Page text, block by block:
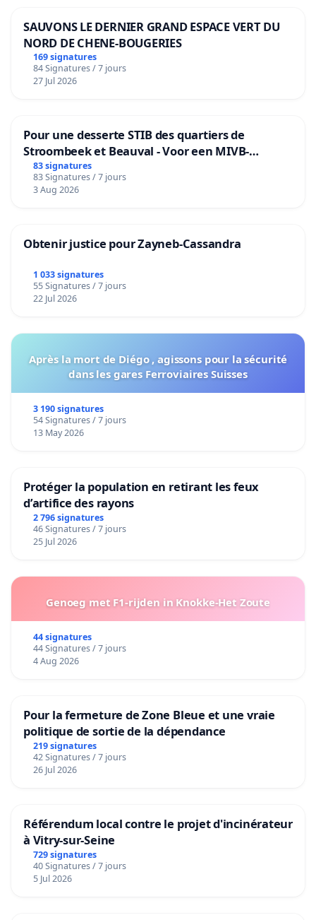
SAUVONS LE DERNIER GRAND ESPACE VERT DU
NORD DE CHENE-BOUGERIES
169 signatures
84 Signatures / 7 jours
27 Jul 2026
Pour une desserte STIB des quartiers de
Stroombeek et Beauval - Voor een MIVB-
bediening van de wijken Strombeek en Het
Voor
83 signatures
83 Signatures / 7 jours
3 Aug 2026
Obtenir justice pour Zayneb-Cassandra
1 033 signatures
55 Signatures / 7 jours
22 Jul 2026
Après la mort de Diégo , agissons pour la sécurité
dans les gares Ferroviaires Suisses
3 190 signatures
54 Signatures / 7 jours
13 May 2026
Protéger la population en retirant les feux
d’artifice des rayons
2 796 signatures
46 Signatures / 7 jours
25 Jul 2026
Genoeg met F1-rijden in Knokke-Het Zoute
44 signatures
44 Signatures / 7 jours
4 Aug 2026
Pour la fermeture de Zone Bleue et une vraie
politique de sortie de la dépendance
219 signatures
42 Signatures / 7 jours
26 Jul 2026
Référendum local contre le projet d'incinérateur
à Vitry-sur-Seine
729 signatures
40 Signatures / 7 jours
5 Jul 2026